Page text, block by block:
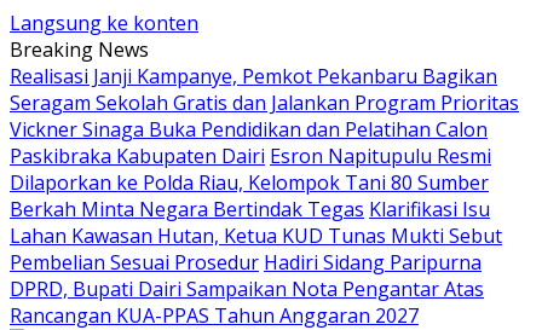
Langsung ke konten
Breaking News
Realisasi Janji Kampanye, Pemkot Pekanbaru Bagikan
Seragam Sekolah Gratis dan Jalankan Program Prioritas
Vickner Sinaga Buka Pendidikan dan Pelatihan Calon
Paskibraka Kabupaten Dairi Esron Napitupulu Resmi
Dilaporkan ke Polda Riau, Kelompok Tani 80 Sumber
Berkah Minta Negara Bertindak Tegas Klarifikasi Isu
Lahan Kawasan Hutan, Ketua KUD Tunas Mukti Sebut
Pembelian Sesuai Prosedur Hadiri Sidang Paripurna
DPRD, Bupati Dairi Sampaikan Nota Pengantar Atas
Rancangan KUA-PPAS Tahun Anggaran 2027